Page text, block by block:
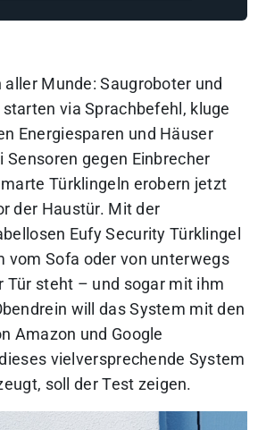
Munde: Saugroboter und
via Sprachbefehl, kluge
Energiesparen und Häuser
gegen Einbrecher
Türklingeln erobern jetzt
der Haustür. Mit der
Eufy Security Türklingel
vom Sofa oder von unterwegs
Tür steht – und sogar mit ihm
will das System mit den
Amazon und Google
vielversprechende System
soll der Test zeigen.